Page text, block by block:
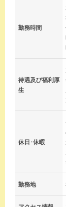
勤務時間
待遇及び福利厚
生
休日･休暇
勤務地